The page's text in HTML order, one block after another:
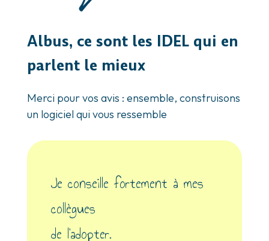
Albus, ce sont les IDEL qui en
parlent le mieux
Merci pour vos avis : ensemble, construisons
un logiciel qui vous ressemble
Je conseille fortement à mes
collègues
de l’adopter.